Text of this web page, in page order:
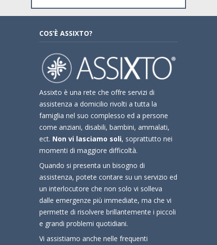
COS’È ASSIXTO?
Assixto è una rete che offre servizi di
assistenza a domicilio rivolti a tutta la
famiglia nel suo complesso ed a persone
come anziani, disabili, bambini, ammalati,
ect. Non vi lasciamo soli, soprattutto nei
momenti di maggiore difficoltà.
Quando si presenta un bisogno di
assistenza, potete contare su un servizio ed
un interlocutore che non solo vi solleva
dalle emergenze più immediate, ma che vi
permette di risolvere brillantemente i piccoli
e grandi problemi quotidiani.
Vi assistiamo anche nelle frequenti